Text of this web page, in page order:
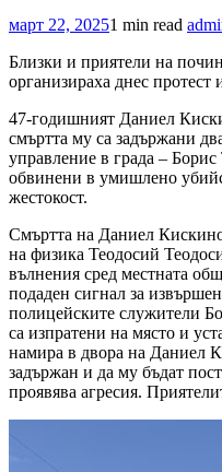
март 22, 20251 min read
Близки и приятели на
организираха днес протест
47-годишният Даниел
смъртта му са задържани
управление в града –
обвинени в умишлено
жестокост.
Смъртта на Даниел
на физика Теодосий
вълнения сред местната
подаден сигнал за
полицейските служители
са изпратени на място и
намира в двора на Даниел
задържан и да му бъдат
проявява агресия.